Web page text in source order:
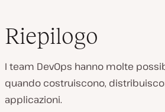
Riepilogo
I team DevOps hanno molte
quando costruiscono,
applicazioni.